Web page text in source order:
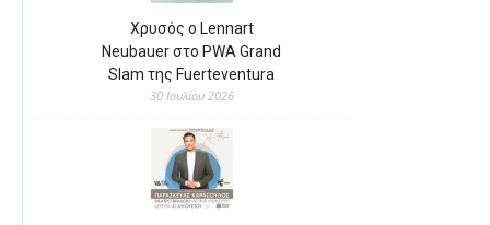
Χρυσός ο Lennart
Neubauer στο PWA Grand
Slam της Fuerteventura
30 Ιουλίου 2026